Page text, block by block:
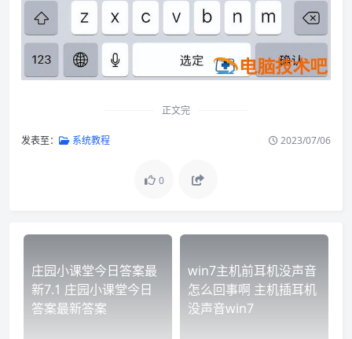
正文完
发表至： 系统教程 2023/07/06
0
庄园小课堂今日答案最
新7.1 庄园小课堂今日
答案最新答案
win7主机前耳机没声音
怎么回事啊 主机插耳机
没声音win7